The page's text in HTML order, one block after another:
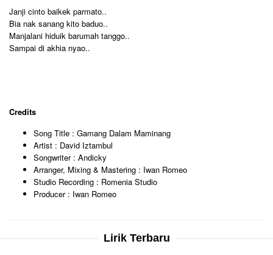
Janji cinto baikek parmato..
Bia nak sanang kito baduo..
Manjalani hiduik barumah tanggo..
Sampai di akhia nyao..
Credits
Song Title : Gamang Dalam Maminang
Artist : David Iztambul
Songwriter : Andicky
Arranger, Mixing & Mastering : Iwan Romeo
Studio Recording : Romenia Studio
Producer : Iwan Romeo
Lirik Terbaru